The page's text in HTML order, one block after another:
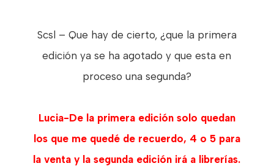
Scsl – Que hay de cierto, ¿que la primera
edición ya se ha agotado y que esta en
proceso una segunda?
Lucia-De la primera edición solo quedan
los que me quedé de recuerdo, 4 o 5 para
la venta y la segunda edición irá a librerías.